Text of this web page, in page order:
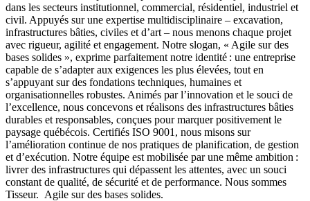
dans les secteurs institutionnel, commercial, résidentiel, industriel et
civil. Appuyés sur une expertise multidisciplinaire – excavation,
infrastructures bâties, civiles et d’art – nous menons chaque projet
avec rigueur, agilité et engagement. Notre slogan, « Agile sur des
bases solides », exprime parfaitement notre identité : une entreprise
capable de s’adapter aux exigences les plus élevées, tout en
s’appuyant sur des fondations techniques, humaines et
organisationnelles robustes. Animés par l’innovation et le souci de
l’excellence, nous concevons et réalisons des infrastructures bâties
durables et responsables, conçues pour marquer positivement le
paysage québécois. Certifiés ISO 9001, nous misons sur
l’amélioration continue de nos pratiques de planification, de gestion
et d’exécution. Notre équipe est mobilisée par une même ambition :
livrer des infrastructures qui dépassent les attentes, avec un souci
constant de qualité, de sécurité et de performance. Nous sommes
Tisseur. Agile sur des bases solides.